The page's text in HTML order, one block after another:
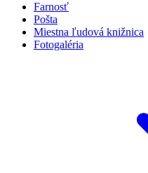
Farnosť
Pošta
Miestna ľudová knižnica
Fotogaléria